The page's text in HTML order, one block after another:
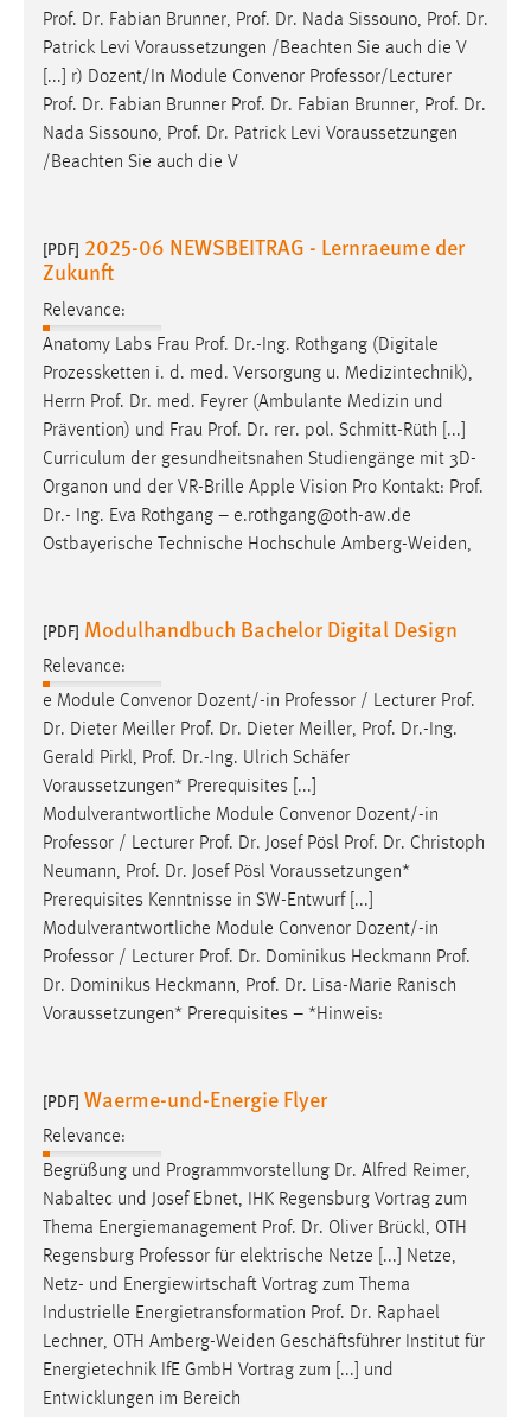
Prof. Dr. Fabian Brunner, Prof. Dr. Nada Sissouno, Prof. Dr.
Patrick Levi Voraussetzungen /Beachten Sie auch die V
[...] r) Dozent/In Module Convenor Professor/Lecturer
Prof. Dr. Fabian Brunner Prof. Dr. Fabian Brunner, Prof. Dr.
Nada Sissouno, Prof. Dr. Patrick Levi Voraussetzungen
/Beachten Sie auch die V
[PDF] 2025-06 NEWSBEITRAG - Lernraeume der
Zukunft
Relevance:
Anatomy Labs Frau Prof. Dr.-Ing. Rothgang (Digitale
Prozessketten i. d. med. Versorgung u. Medizintechnik),
Herrn Prof. Dr. med. Feyrer (Ambulante Medizin und
Prävention) und Frau Prof. Dr. rer. pol. Schmitt-Rüth [...]
Curriculum der gesundheitsnahen Studiengänge mit 3D-
Organon und der VR-Brille Apple Vision Pro Kontakt: Prof.
Dr.- Ing. Eva Rothgang – e.rothgang@oth-aw.de
Ostbayerische Technische Hochschule Amberg-Weiden,
[PDF] Modulhandbuch Bachelor Digital Design
Relevance:
e Module Convenor Dozent/-in Professor / Lecturer Prof.
Dr. Dieter Meiller Prof. Dr. Dieter Meiller, Prof. Dr.-Ing.
Gerald Pirkl, Prof. Dr.-Ing. Ulrich Schäfer
Voraussetzungen* Prerequisites [...]
Modulverantwortliche Module Convenor Dozent/-in
Professor / Lecturer Prof. Dr. Josef Pösl Prof. Dr. Christoph
Neumann, Prof. Dr. Josef Pösl Voraussetzungen*
Prerequisites Kenntnisse in SW-Entwurf [...]
Modulverantwortliche Module Convenor Dozent/-in
Professor / Lecturer Prof. Dr. Dominikus Heckmann Prof.
Dr. Dominikus Heckmann, Prof. Dr. Lisa-Marie Ranisch
Voraussetzungen* Prerequisites – *Hinweis:
[PDF] Waerme-und-Energie Flyer
Relevance:
Begrüßung und Programmvorstellung Dr. Alfred Reimer,
Nabaltec und Josef Ebnet, IHK Regensburg Vortrag zum
Thema Energiemanagement Prof. Dr. Oliver Brückl, OTH
Regensburg Professor für elektrische Netze [...] Netze,
Netz- und Energiewirtschaft Vortrag zum Thema
Industrielle Energietransformation Prof. Dr. Raphael
Lechner, OTH Amberg-Weiden Geschäftsführer Institut für
Energietechnik IfE GmbH Vortrag zum [...] und
Entwicklungen im Bereich